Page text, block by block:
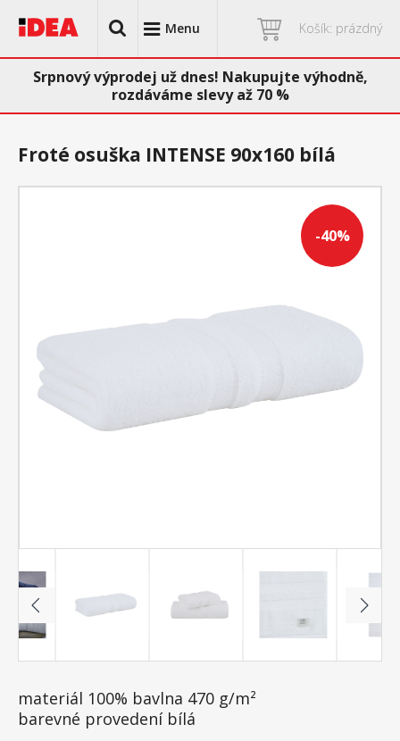
Menu Košík: prázdný
Srpnový výprodej už dnes! Nakupujte výhodně,
rozdáváme slevy až 70 %
-40%
Froté osuška INTENSE 90x160 bílá
materiál 100% bavlna 470 g/m²
barevné provedení bílá